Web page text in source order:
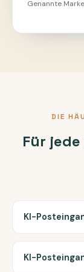
Genannte
DIE
Für
KI-
KI-